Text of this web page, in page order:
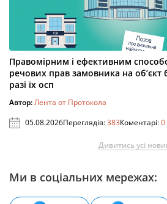
Правомірним і ефективним
речових прав замовника на об’єкт
разі їх осп
Автор:Лента от Протокола
05.08.2026Переглядів:383Коментарі:0
Дивитись усі
Ми в соціальних мережах: